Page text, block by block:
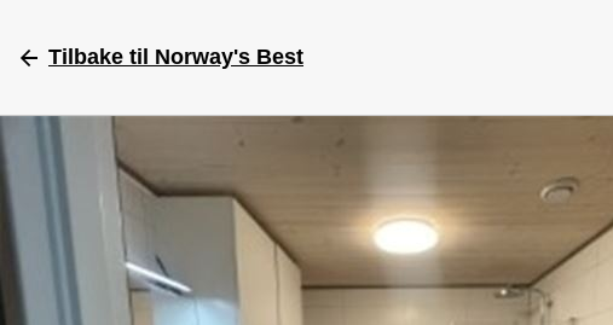
Tilbake til Norway's Best